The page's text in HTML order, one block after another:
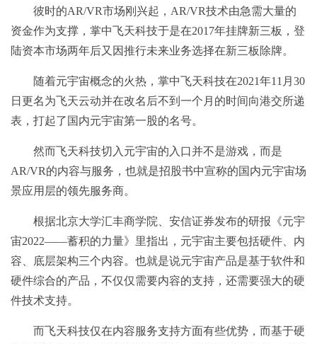
彼时的AR/VR市场刚兴起，AR/VR技术由急需大量的
资金作为支撑，掌中飞天科技于是在2017年挂牌新三板，登
陆资本市场两年后又因推行未来业务选择在新三板除牌。
随着元宇宙概念的火热，掌中飞天科技在2021年11月30
日更名为飞天云动并在改名后不到一个月的时间向港交所递
表，打起了国内元宇宙第一股的名号。
然而飞天科技切入元宇宙的入口并不是游戏，而是
AR/VR的内容与服务，也就是招股书中宣称的国内元宇宙场
景应用层的领先服务商。
根据北京大学汇丰商学院、安信证券发布的研报《元宇
宙2022——蓄积的力量》里指出，元宇宙主要包括硬件、内
容、底层架构三个内容。也就是说元宇宙产品是基于软件和
硬件综合的产品，不仅仅需要内容的支持，还需要强大的硬
件技术支持。
而飞天科技仅在内容服务支持方面有些优势，而基于硬